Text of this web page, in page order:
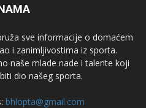
sve informacije o domaćem
i zanimljivostima iz sporta.
naše mlade nade i talente koji
dio našeg sporta.
bhlopta@gmail.com